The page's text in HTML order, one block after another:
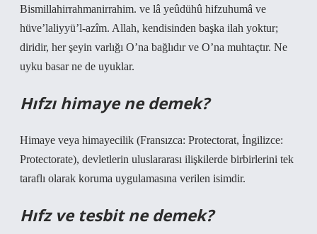
Bismillahirrahmanirrahim. ve lâ yeûdühû hifzuhumâ ve
hüve’laliyyü’l-azîm. Allah, kendisinden başka ilah yoktur;
diridir, her şeyin varlığı O’na bağlıdır ve O’na muhtaçtır. Ne
uyku basar ne de uyuklar.
Hıfzı himaye ne demek?
Himaye veya himayecilik (Fransızca: Protectorat, İngilizce:
Protectorate), devletlerin uluslararası ilişkilerde birbirlerini tek
taraflı olarak koruma uygulamasına verilen isimdir.
Hıfz ve tesbit ne demek?